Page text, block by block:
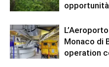
opportunità
Monaco di
operation